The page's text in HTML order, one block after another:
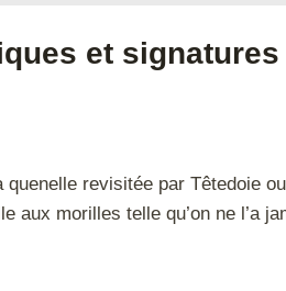
et
revisitée par Têtedoie
morilles telle qu’on ne l’a